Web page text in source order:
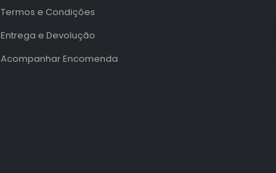
Termos e Condições
Entrega e Devolução
Acompanhar Encomenda